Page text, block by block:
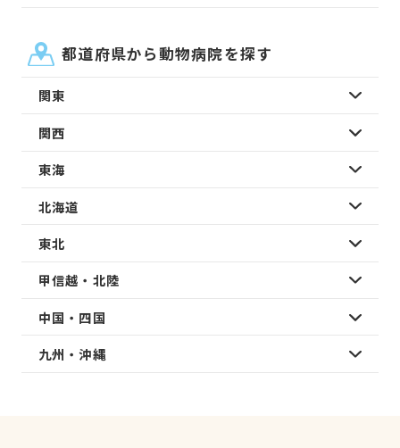
都道府県から動物病院を探す
関東
関西
東海
北海道
東北
甲信越・北陸
中国・四国
九州・沖縄